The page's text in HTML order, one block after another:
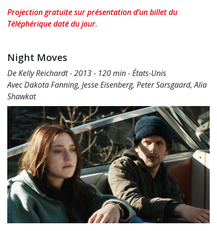
Projection gratuite sur présentation d’un billet du
Téléphérique daté du jour.
Night Moves
De Kelly Reichardt - 2013 - 120 min - États-Unis
Avec Dakota Fanning, Jesse Eisenberg, Peter Sarsgaard, Alia
Shawkat